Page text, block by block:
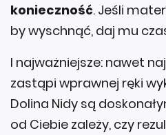
konieczność. Jeśli
by wyschnąć, daj mu
I najważniejsze: nawet
zastąpi wprawnej ręki
Dolina Nidy są
od Ciebie zależy, czy